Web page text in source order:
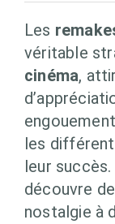
Les
véritable
cinéma,
les
leur
découvre
nostalgie à